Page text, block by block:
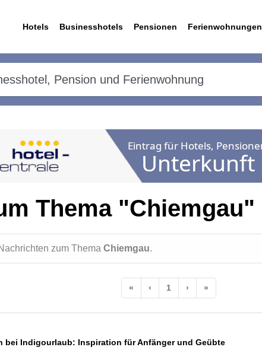
Hotels Businesshotels Pensionen Ferienwohnungen
Thema "Chiemgau"
zum Thema Chiemgau.
« ‹ 1 › »
bei Indigourlaub: Inspiration für Anfänger und Geübte